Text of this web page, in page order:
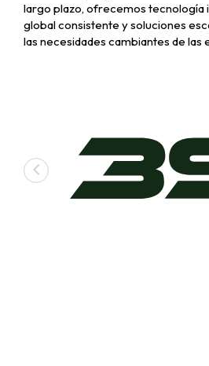
largo plazo, ofrecemos tecnología
global consistente y soluciones
las necesidades cambiantes de las